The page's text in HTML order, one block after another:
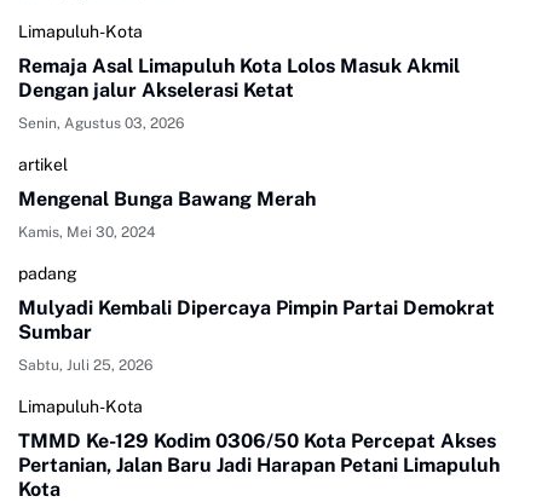
Limapuluh-Kota
Remaja Asal Limapuluh Kota Lolos Masuk Akmil
Dengan jalur Akselerasi Ketat
Senin, Agustus 03, 2026
artikel
Mengenal Bunga Bawang Merah
Kamis, Mei 30, 2024
padang
Mulyadi Kembali Dipercaya Pimpin Partai Demokrat
Sumbar
Sabtu, Juli 25, 2026
Limapuluh-Kota
TMMD Ke-129 Kodim 0306/50 Kota Percepat Akses
Pertanian, Jalan Baru Jadi Harapan Petani Limapuluh
Kota